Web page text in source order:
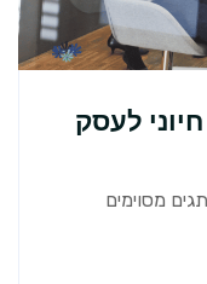
מדוע קידום ממומן PPC חיוני לעסק
מסוימים